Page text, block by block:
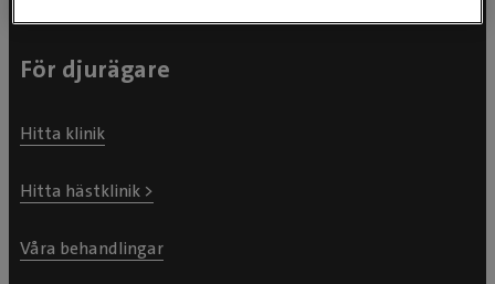
För djurägare
Hitta klinik
Hitta hästklinik >
Våra behandlingar